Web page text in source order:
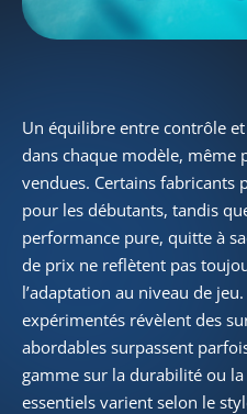
Un équilibre entre contrôle
dans chaque modèle, même
vendues. Certains
pour les débutants, tandis
performance pure, quitte à
de prix ne reflètent pas
l’adaptation au niveau de
expérimentés révèlent des
abordables surpassent
gamme sur la durabilité ou
essentiels varient selon le